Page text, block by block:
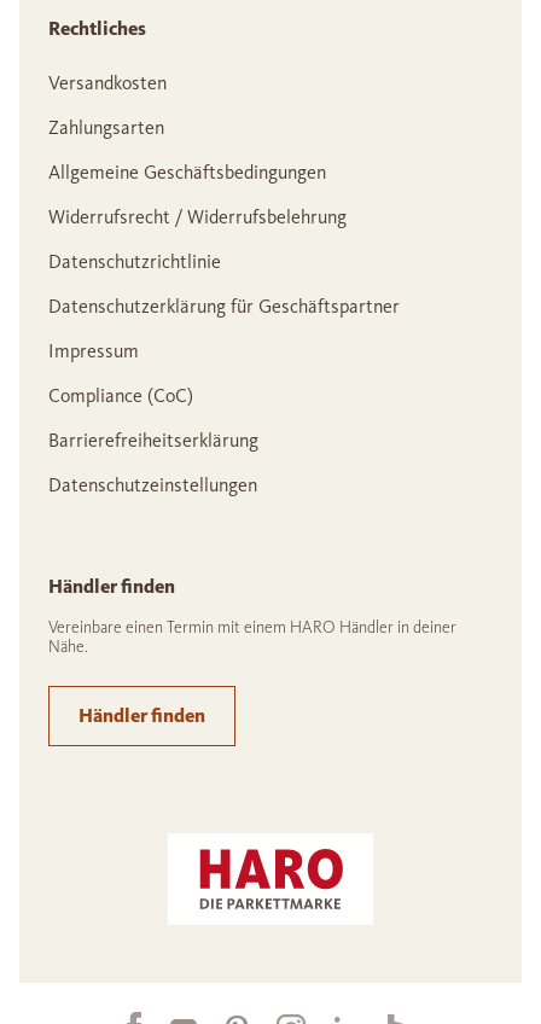
Rechtliches
Versandkosten
Zahlungsarten
Allgemeine Geschäftsbedingungen
Widerrufsrecht / Widerrufsbelehrung
Datenschutzrichtlinie
Datenschutzerklärung für Geschäftspartner
Impressum
Compliance (CoC)
Barrierefreiheitserklärung
Datenschutzeinstellungen
Händler finden
Vereinbare einen Termin mit einem HARO Händler in deiner
Nähe.
Händler finden